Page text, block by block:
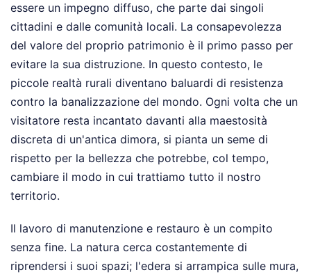
essere un impegno diffuso, che parte dai singoli
cittadini e dalle comunità locali. La consapevolezza
del valore del proprio patrimonio è il primo passo per
evitare la sua distruzione. In questo contesto, le
piccole realtà rurali diventano baluardi di resistenza
contro la banalizzazione del mondo. Ogni volta che un
visitatore resta incantato davanti alla maestosità
discreta di un'antica dimora, si pianta un seme di
rispetto per la bellezza che potrebbe, col tempo,
cambiare il modo in cui trattiamo tutto il nostro
territorio.
Il lavoro di manutenzione e restauro è un compito
senza fine. La natura cerca costantemente di
riprendersi i suoi spazi; l'edera si arrampica sulle mura,